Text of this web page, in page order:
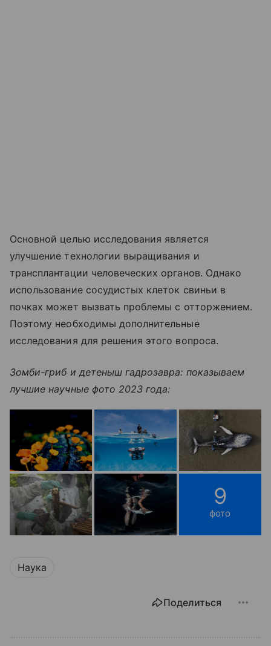
Основной целью исследования является
улучшение технологии выращивания и
трансплантации человеческих органов. Однако
использование сосудистых клеток свиньи в
почках может вызвать проблемы с отторжением.
Поэтому необходимы дополнительные
исследования для решения этого вопроса.
Зомби-гриб и детеныш гадрозавра: показываем
лучшие научные фото 2023 года:
9
фото
Наука
Поделиться